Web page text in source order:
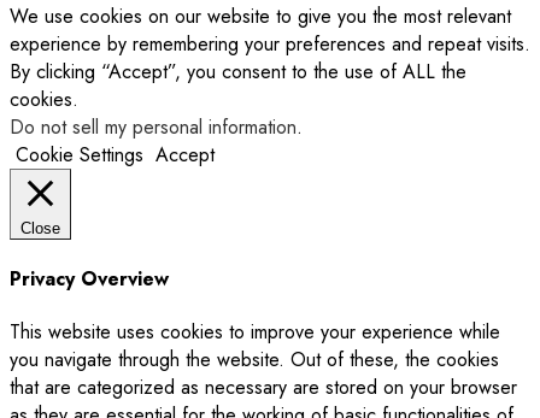
We use cookies on our website to give you the most relevant
experience by remembering your preferences and repeat visits.
By clicking “Accept”, you consent to the use of ALL the
cookies.
Do not sell my personal information.
Cookie Settings Accept
Close
Privacy Overview
This website uses cookies to improve your experience while
you navigate through the website. Out of these, the cookies
that are categorized as necessary are stored on your browser